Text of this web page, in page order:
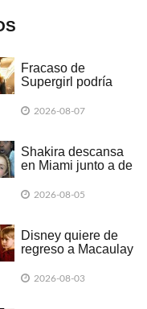
Fracaso de
Supergirl podría
cinematográfico de
2026-08-07
Shakira descansa
en Miami junto a de
2026-08-05
Disney quiere de
regreso a Macaulay
nueva entrega de
2026-08-03